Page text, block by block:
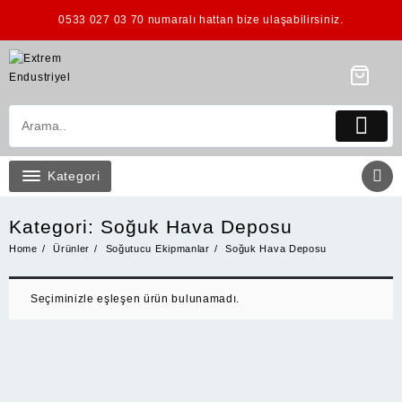
0533 027 03 70 numaralı hattan bize ulaşabilirsiniz.
Kategori
Kategori: Soğuk Hava Deposu
Home Ürünler Soğutucu Ekipmanlar Soğuk Hava Deposu
Seçiminizle eşleşen ürün bulunamadı.